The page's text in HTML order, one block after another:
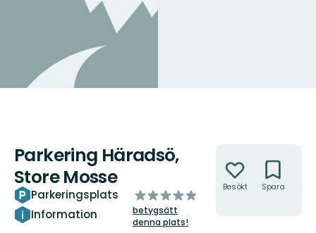
Parkering Häradsö,
Store Mosse
Parkeringsplats
Information
av
5
stjärnor
betygsätt
denna plats!
Besökt Spara